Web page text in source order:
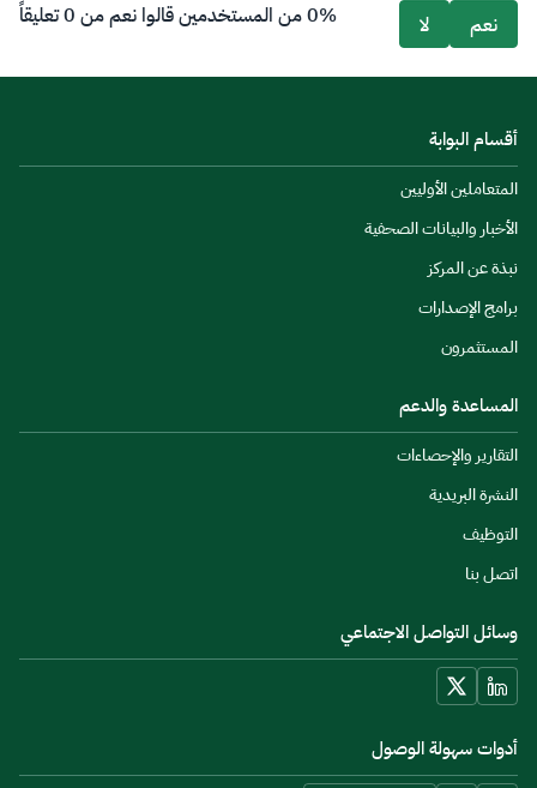
نعم
لا 0% من المستخدمين قالوا نعم من 0 تعليقاً
أقسام البوابة
المتعاملين الأوليين
الأخبار والبيانات الصحفية
نبذة عن المركز
برامج الإصدارات
المستثمرون
المساعدة والدعم
التقارير والإحصاءات
النشرة البريدية
التوظيف
اتصل بنا
وسائل التواصل الاجتماعي
أدوات سهولة الوصول